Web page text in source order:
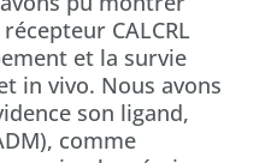
CALCRL
et la survie
in vivo. Nous avons
son ligand,
comme